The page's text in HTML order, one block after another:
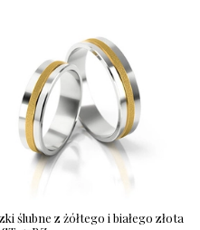
ślubne z żółtego i białego złota